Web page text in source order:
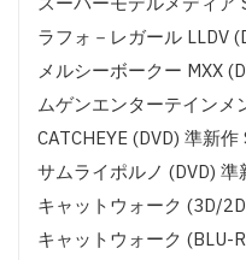
ラフォ－レガール LLDV
メルシーボークー MXX
ムゲンエンターテインメ
CATCHEYE (DVD) 準新作
サムライポルノ (DVD) 準
キャットウォーク (3D/
キャットウォーク (BLU-